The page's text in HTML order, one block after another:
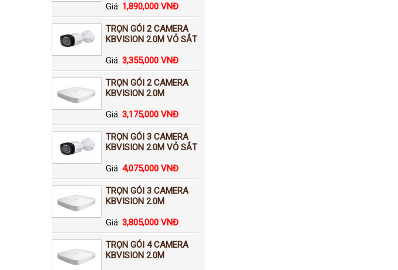
Giá: 1,890,000 VNĐ
TRỌN GÓI 2 CAMERA
KBVISION 2.0M VỎ SẮT
Giá: 3,355,000 VNĐ
TRỌN GÓI 2 CAMERA
KBVISION 2.0M
Giá: 3,175,000 VNĐ
TRỌN GÓI 3 CAMERA
KBVISION 2.0M VỎ SẮT
Giá: 4,075,000 VNĐ
TRỌN GÓI 3 CAMERA
KBVISION 2.0M
Giá: 3,805,000 VNĐ
TRỌN GÓI 4 CAMERA
KBVISION 2.0M